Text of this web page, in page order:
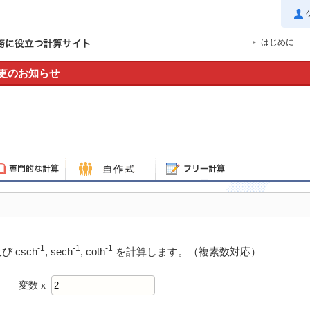
はじめに
のお知らせ
csch-1, sech-1, coth-1 を計算します。（複素数対応）
変数 x